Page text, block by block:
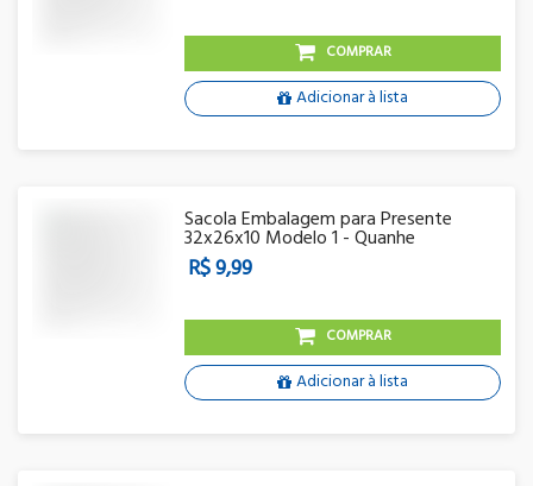
COMPRAR
Adicionar à lista
Sacola Embalagem para Presente
32x26x10 Modelo 1 - Quanhe
R$ 9,99
COMPRAR
Adicionar à lista